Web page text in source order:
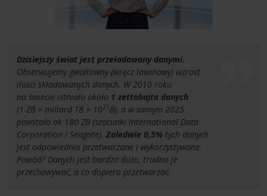
Dzisiejszy świat jest przeładowany danymi.
Obserwujemy gwałtowny (wręcz lawinowy) wzrost
ilości składowanych danych. W 2010 roku
na świecie istniało około 1 zettabajta danych
(1 ZB = miliard TB = 1021B), a w samym 2025
powstało ok 180 ZB (szacunki International Data
Corporation i Seagate). Zaledwie 0,5% tych danych
jest odpowiednio przetwarzane i wykorzystywane.
Powód? Danych jest bardzo dużo, trudno je
przechowywać, a co dopiero przetwarzać.